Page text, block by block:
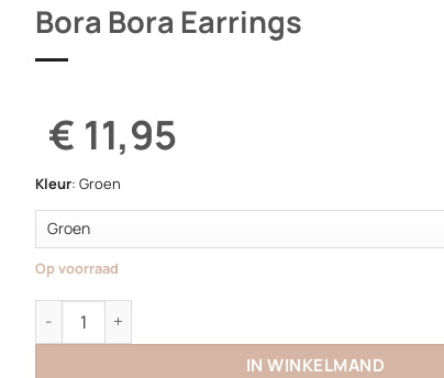
Bora Bora Earrings
€ 11,95
Kleur: Groen
Op voorraad
Bora Bora Earrings aantal
IN WINKELMAND